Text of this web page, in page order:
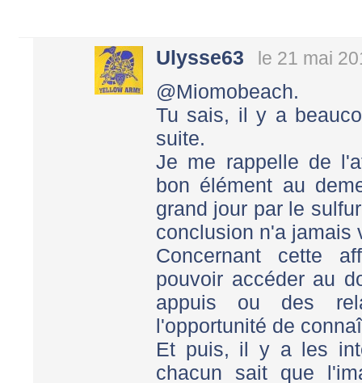
Ulysse63 le 21 mai
@Miomobeach.
Tu sais, il y a
suite.
Je me rappelle de
bon élément au
grand jour par le
conclusion n'a jamais
Concernant cette
pouvoir accéder au
appuis ou des
l'opportunité de
Et puis, il y a les
chacun sait que